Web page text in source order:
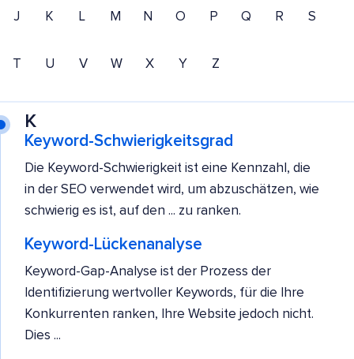
J K L M N O P Q R S
T U V W X Y Z
K
Keyword-Schwierigkeitsgrad
Die Keyword-Schwierigkeit ist eine Kennzahl, die
in der SEO verwendet wird, um abzuschätzen, wie
schwierig es ist, auf den ... zu ranken.
Keyword-Lückenanalyse
Keyword-Gap-Analyse ist der Prozess der
Identifizierung wertvoller Keywords, für die Ihre
Konkurrenten ranken, Ihre Website jedoch nicht.
Dies ...